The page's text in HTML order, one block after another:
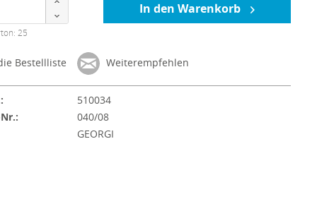
25
In den Warenkorb
Bestellliste Weiterempfehlen
510034
040/08
GEORGI